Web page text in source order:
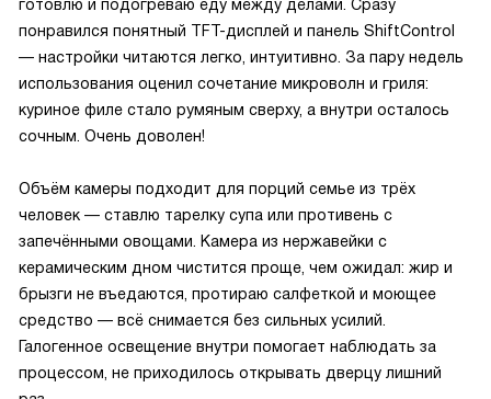
готовлю и подогреваю еду между делами. Сразу
понравился понятный TFT-дисплей и панель ShiftControl
— настройки читаются легко, интуитивно. За пару недель
использования оценил сочетание микроволн и гриля:
куриное филе стало румяным сверху, а внутри осталось
сочным. Очень доволен!
Объём камеры подходит для порций семье из трёх
человек — ставлю тарелку супа или противень с
запечёнными овощами. Камера из нержавейки с
керамическим дном чистится проще, чем ожидал: жир и
брызги не въедаются, протираю салфеткой и моющее
средство — всё снимается без сильных усилий.
Галогенное освещение внутри помогает наблюдать за
процессом, не приходилось открывать дверцу лишний